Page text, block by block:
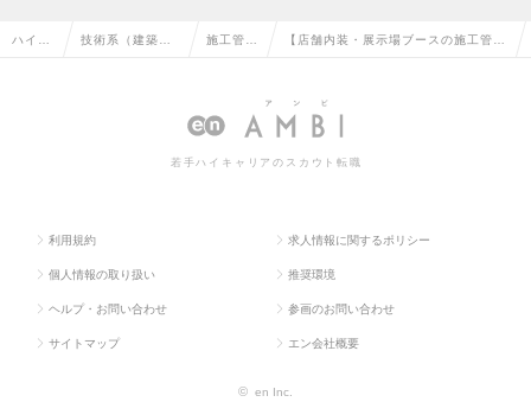
ハイク 技術系（建築・ 施工管理
の転職
【店舗内装・展示場ブースの施工管
間休日120日以上◎の求人情報
若手ハイキャリアのスカウト転職
利用規約 求人情報に関するポリシー
個人情報の取り扱い 推奨環境
ヘルプ・お問い合わせ 参画のお問い合わせ
サイトマップ エン会社概要
© en Inc.